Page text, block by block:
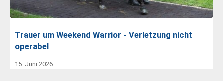
Trauer um Weekend Warrior - Verletzung nicht
operabel
15. Juni 2026